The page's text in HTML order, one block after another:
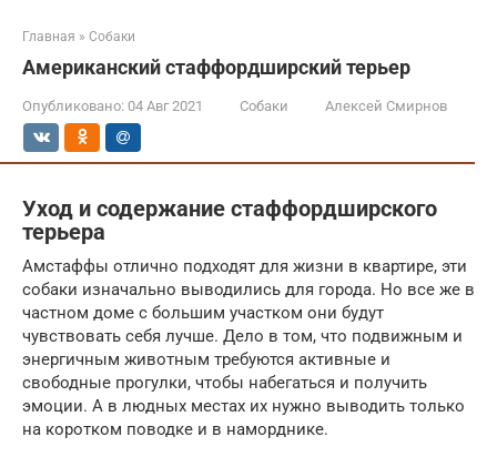
Главная » Собаки
Американский стаффордширский терьер
Опубликовано: 04 Авг 2021 Собаки Алексей Смирнов
Уход и содержание стаффордширского
терьера
Амстаффы отлично подходят для жизни в квартире, эти
собаки изначально выводились для города. Но все же в
частном доме с большим участком они будут
чувствовать себя лучше. Дело в том, что подвижным и
энергичным животным требуются активные и
свободные прогулки, чтобы набегаться и получить
эмоции. А в людных местах их нужно выводить только
на коротком поводке и в наморднике.